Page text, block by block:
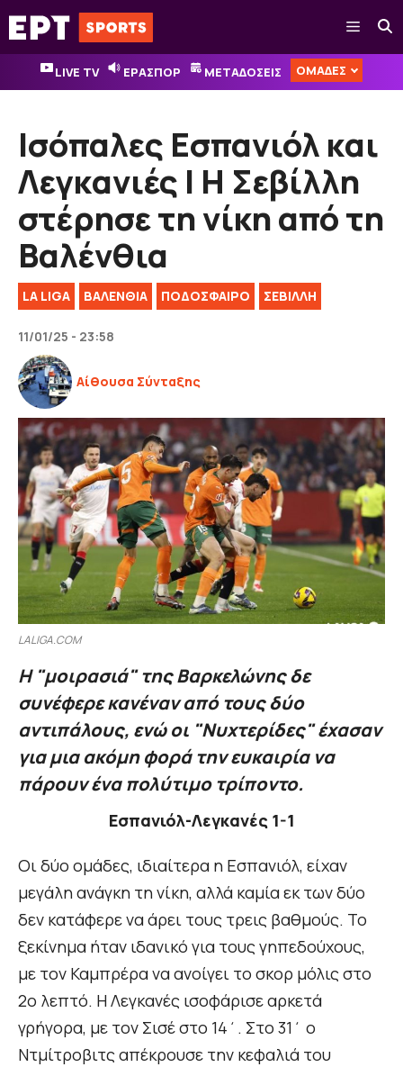
Μετάβαση
σε
περιεχόμενο
Μενού
LIVE TV ΕΡΑΣΠΟΡ ΜΕΤΑΔΟΣΕΙΣ ΟΜΑΔΕΣ
Ισόπαλες Εσπανιόλ και
Λεγκανιές | Η Σεβίλλη
στέρησε τη νίκη από τη
Βαλένθια
LA LIGA ΒΑΛΕΝΘΙΑ ΠΟΔΟΣΦΑΙΡΟ ΣΕΒΙΛΛΗ
11/01/25 - 23:58
Αίθουσα Σύνταξης
LALIGA.COM
Η "μοιρασιά" της Βαρκελώνης δε
συνέφερε κανέναν από τους δύο
αντιπάλους, ενώ οι "Νυχτερίδες" έχασαν
για μια ακόμη φορά την ευκαιρία να
πάρουν ένα πολύτιμο τρίποντο.
Εσπανιόλ-Λεγκανές 1-1
Οι δύο ομάδες, ιδιαίτερα η Εσπανιόλ, είχαν
μεγάλη ανάγκη τη νίκη, αλλά καμία εκ των δύο
δεν κατάφερε να άρει τους τρεις βαθμούς. Το
ξεκίνημα ήταν ιδανικό για τους γηπεδούχους,
με τον Καμπρέρα να ανοίγει το σκορ μόλις στο
2ο λεπτό. Η Λεγκανές ισοφάρισε αρκετά
γρήγορα, με τον Σισέ στο 14΄. Στο 31΄ ο
Ντμίτροβιτς απέκρουσε την κεφαλιά του